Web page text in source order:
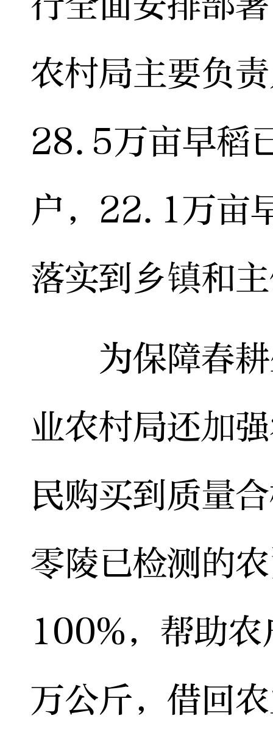
农村局主要负
28.5万亩早稻
户，22.1万亩
落实到乡镇和
为保障春耕
业农村局还加
民购买到质量
零陵已检测的
100%，帮助
万公斤，借回